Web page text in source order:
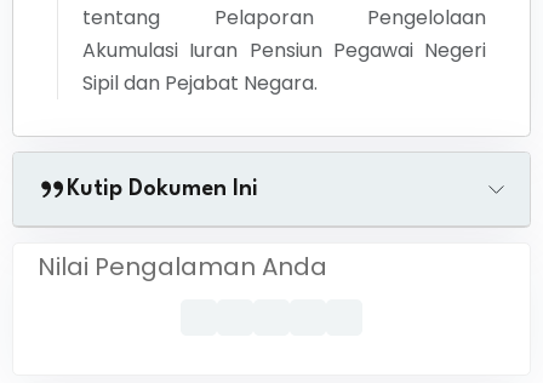
tentang Pelaporan Pengelolaan
Akumulasi Iuran Pensiun Pegawai Negeri
Sipil dan Pejabat Negara.
Kutip Dokumen Ini
Nilai Pengalaman Anda